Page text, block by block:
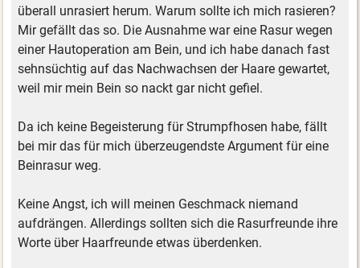
überall unrasiert herum. Warum sollte ich mich rasieren?
Mir gefällt das so. Die Ausnahme war eine Rasur wegen
einer Hautoperation am Bein, und ich habe danach fast
sehnsüchtig auf das Nachwachsen der Haare gewartet,
weil mir mein Bein so nackt gar nicht gefiel.
Da ich keine Begeisterung für Strumpfhosen habe, fällt
bei mir das für mich überzeugendste Argument für eine
Beinrasur weg.
Keine Angst, ich will meinen Geschmack niemand
aufdrängen. Allerdings sollten sich die Rasurfreunde ihre
Worte über Haarfreunde etwas überdenken.